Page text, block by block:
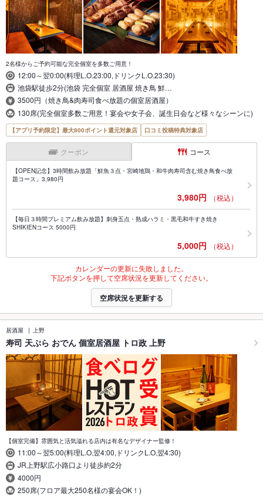
2名様からご予約可能な完全個室を多数ご用意！
12:00～翌0:00(料理L.O.23:00,ドリンクL.O.23:30)
池袋駅徒歩2分(池袋 完全個室 居酒屋 焼き鳥 鮮…
3500円（焼き鳥&肉寿司食べ放題の個室居酒屋）
130席(完全個室多数ご用意！宴会や女子会、誕生日会など様々なシーンに)
【アプリ予約限定】最大800ポイント還元対象店 口コミ投稿特典対象店
クーポン コース
【OPEN記念】3時間飲み放題「鮮魚３点・宮崎地鶏・和牛肉寿司含む焼き鳥食べ放
題コース」3,980円
3,980円 （税込）
【毎日３時間プレミアム飲み放題】刺身五点・熟成ハラミ・黒毛和牛すき焼き
SHIKIENコース 5000円
5,000円 （税込）
カレンダーの更新に失敗しました。
下記ボタンを押して空席状況を更新してください。
空席状況を更新する
居酒屋 上野
寿司 天ぷら おでん 個室居酒屋 トロ政 上野
【個室完備】雰囲気と活気溢れる店内は有名なデザイナー監修！
11:00～翌5:00(料理L.O.翌4:00,ドリンクL.O.翌4:30)
JR上野駅広小路口より徒歩約2分
4000円
250席(フロア最大250名様の宴会OK！)